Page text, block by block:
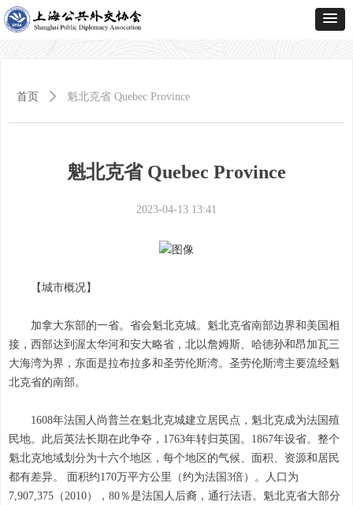
魁北克省 Quebec Province
【城市概况】
加拿大东部的一省。省会魁北克城。魁北克省南部边界和美国相
接，西部达到渥太华河和安大略省，北以詹姆斯、哈德孙和昂加瓦三
大海湾为界，东面是拉布拉多和圣劳伦斯湾。圣劳伦斯湾主要流经魁
北克省的南部。
1608年法国人尚普兰在魁北克城建立居民点，魁北克成为法国殖
民地。此后英法长期在此争夺，1763年转归英国。1867年设省。整个
魁北克地域划分为十六个地区，每个地区的气候、面积、资源和居民
都有差异。 面积约170万平方公里（约为法国3倍）。人口为
7,907,375（2010），80％是法国人后裔，通行法语。魁北克省大部分
首页 ꄲ 魁北克省 Quebec Province
2023-04-13 13:41